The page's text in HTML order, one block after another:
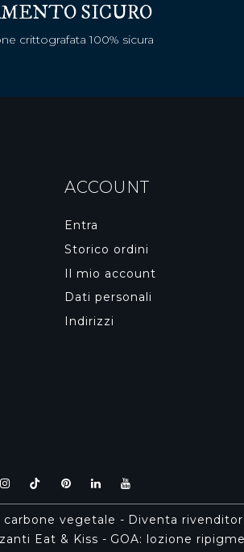
SICURO
crittografata 100% sicura
ACCOUNT
Entra
Storico ordini
Il mio account
Dati personali
Indirizzi
vegetale - Diventa
Eat & Kiss - GOA: lozione